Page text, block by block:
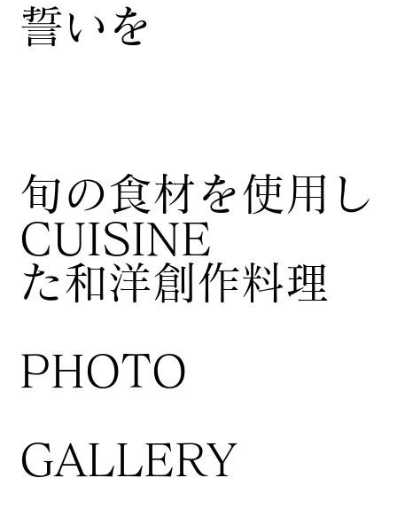
CUISINE
​旬の食材を使用し
た和洋創作料理
​PHOTO
GALLERY
誓いを